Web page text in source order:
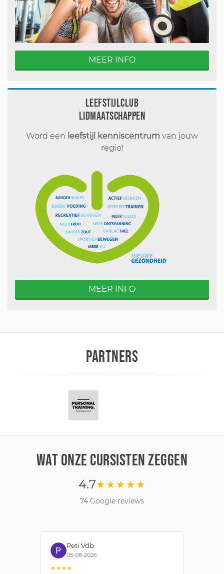
MEER INFO
Leefstijlclub
Lidmaatschappen
Word een leefstijl kenniscentrum van jouw
regio!
MEER INFO
PARTNERS
WAT ONZE CURSISTEN ZEGGEN
4.7★★★★★
74 Google reviews
Peti Vdb
05-08-2026
★★★★